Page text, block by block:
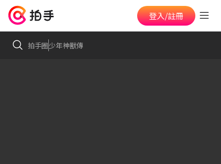
登入/註冊
拍手圈少年神獸傳